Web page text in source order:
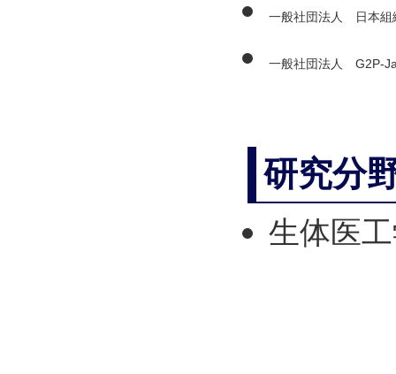
一般社団法人 日本組
一般社団法人 G2P-
研究分
生体医